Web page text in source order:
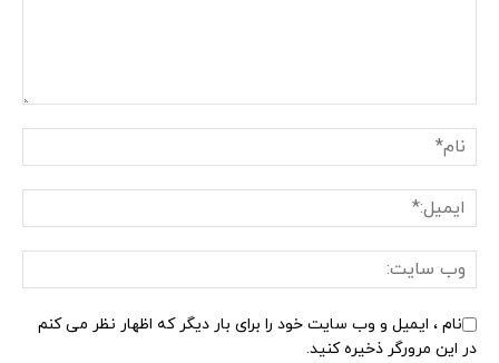
نام ، ایمیل و وب سایت خود را برای بار دیگر که اظهار نظر می کنم
در این مرورگر ذخیره کنید.